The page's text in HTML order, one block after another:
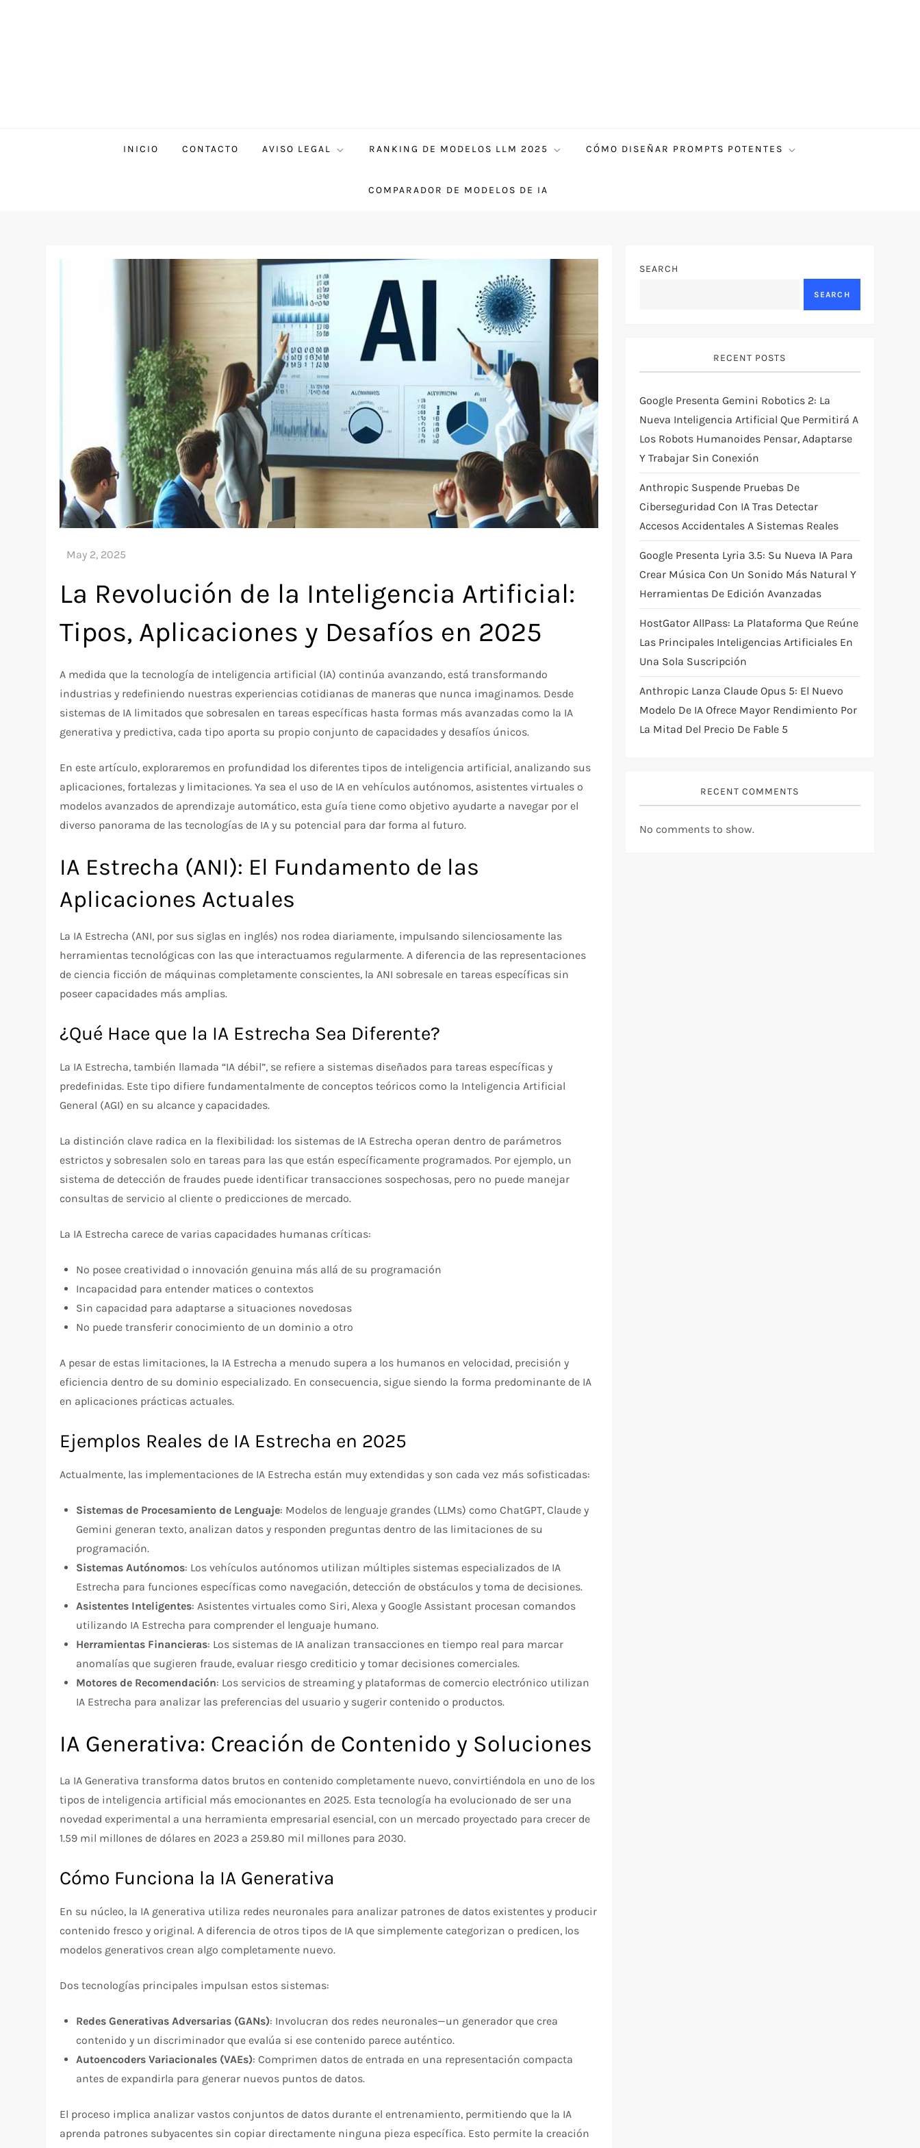
INICIO CONTACTO AVISO LEGAL RANKING DE MODELOS LLM 2025 CÓMO DISEÑAR PROMPTS POTENTES
COMPARADOR DE MODELOS DE IA
La Revolución de la Inteligencia Artificial:
Tipos, Aplicaciones y Desafíos en 2025
A medida que la tecnología de inteligencia artificial (IA) continúa avanzando, está transformando
industrias y redefiniendo nuestras experiencias cotidianas de maneras que nunca imaginamos. Desde
sistemas de IA limitados que sobresalen en tareas específicas hasta formas más avanzadas como la IA
generativa y predictiva, cada tipo aporta su propio conjunto de capacidades y desafíos únicos.
En este artículo, exploraremos en profundidad los diferentes tipos de inteligencia artificial, analizando sus
aplicaciones, fortalezas y limitaciones. Ya sea el uso de IA en vehículos autónomos, asistentes virtuales o
modelos avanzados de aprendizaje automático, esta guía tiene como objetivo ayudarte a navegar por el
diverso panorama de las tecnologías de IA y su potencial para dar forma al futuro.
IA Estrecha (ANI): El Fundamento de las
Aplicaciones Actuales
La IA Estrecha (ANI, por sus siglas en inglés) nos rodea diariamente, impulsando silenciosamente las
herramientas tecnológicas con las que interactuamos regularmente. A diferencia de las representaciones
de ciencia ficción de máquinas completamente conscientes, la ANI sobresale en tareas específicas sin
poseer capacidades más amplias.
¿Qué Hace que la IA Estrecha Sea Diferente?
La IA Estrecha, también llamada “IA débil”, se refiere a sistemas diseñados para tareas específicas y
predefinidas. Este tipo difiere fundamentalmente de conceptos teóricos como la Inteligencia Artificial
General (AGI) en su alcance y capacidades.
La distinción clave radica en la flexibilidad: los sistemas de IA Estrecha operan dentro de parámetros
estrictos y sobresalen solo en tareas para las que están específicamente programados. Por ejemplo, un
sistema de detección de fraudes puede identificar transacciones sospechosas, pero no puede manejar
consultas de servicio al cliente o predicciones de mercado.
La IA Estrecha carece de varias capacidades humanas críticas:
No posee creatividad o innovación genuina más allá de su programación
Incapacidad para entender matices o contextos
Sin capacidad para adaptarse a situaciones novedosas
No puede transferir conocimiento de un dominio a otro
A pesar de estas limitaciones, la IA Estrecha a menudo supera a los humanos en velocidad, precisión y
eficiencia dentro de su dominio especializado. En consecuencia, sigue siendo la forma predominante de IA
en aplicaciones prácticas actuales.
Ejemplos Reales de IA Estrecha en 2025
Actualmente, las implementaciones de IA Estrecha están muy extendidas y son cada vez más sofisticadas:
Sistemas de Procesamiento de Lenguaje: Modelos de lenguaje grandes (LLMs) como ChatGPT, Claude y
Gemini generan texto, analizan datos y responden preguntas dentro de las limitaciones de su
programación.
Sistemas Autónomos: Los vehículos autónomos utilizan múltiples sistemas especializados de IA
Estrecha para funciones específicas como navegación, detección de obstáculos y toma de decisiones.
Asistentes Inteligentes: Asistentes virtuales como Siri, Alexa y Google Assistant procesan comandos
utilizando IA Estrecha para comprender el lenguaje humano.
Herramientas Financieras: Los sistemas de IA analizan transacciones en tiempo real para marcar
anomalías que sugieren fraude, evaluar riesgo crediticio y tomar decisiones comerciales.
Motores de Recomendación: Los servicios de streaming y plataformas de comercio electrónico utilizan
IA Estrecha para analizar las preferencias del usuario y sugerir contenido o productos.
IA Generativa: Creación de Contenido y Soluciones
La IA Generativa transforma datos brutos en contenido completamente nuevo, convirtiéndola en uno de los
tipos de inteligencia artificial más emocionantes en 2025. Esta tecnología ha evolucionado de ser una
novedad experimental a una herramienta empresarial esencial, con un mercado proyectado para crecer de
1.59 mil millones de dólares en 2023 a 259.80 mil millones para 2030.
Cómo Funciona la IA Generativa
En su núcleo, la IA generativa utiliza redes neuronales para analizar patrones de datos existentes y producir
contenido fresco y original. A diferencia de otros tipos de IA que simplemente categorizan o predicen, los
modelos generativos crean algo completamente nuevo.
Dos tecnologías principales impulsan estos sistemas:
Redes Generativas Adversarias (GANs): Involucran dos redes neuronales—un generador que crea
contenido y un discriminador que evalúa si ese contenido parece auténtico.
Autoencoders Variacionales (VAEs): Comprimen datos de entrada en una representación compacta
antes de expandirla para generar nuevos puntos de datos.
El proceso implica analizar vastos conjuntos de datos durante el entrenamiento, permitiendo que la IA
aprenda patrones subyacentes sin copiar directamente ninguna pieza específica. Esto permite la creación
SEARCH
SEARCH
RECENT POSTS
Google Presenta Gemini Robotics 2: La
Nueva Inteligencia Artificial Que Permitirá A
Los Robots Humanoides Pensar, Adaptarse
Y Trabajar Sin Conexión
Anthropic Suspende Pruebas De
Ciberseguridad Con IA Tras Detectar
Accesos Accidentales A Sistemas Reales
Google Presenta Lyria 3.5: Su Nueva IA Para
Crear Música Con Un Sonido Más Natural Y
Herramientas De Edición Avanzadas
HostGator AllPass: La Plataforma Que Reúne
Las Principales Inteligencias Artificiales En
Una Sola Suscripción
Anthropic Lanza Claude Opus 5: El Nuevo
Modelo De IA Ofrece Mayor Rendimiento Por
La Mitad Del Precio De Fable 5
RECENT COMMENTS
No comments to show.